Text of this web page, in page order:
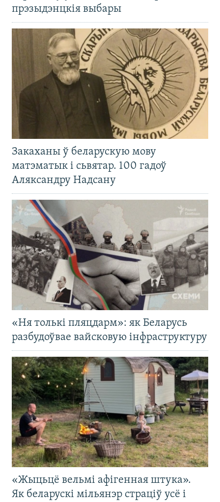
прэзыдэнцкія выбары
Закаханы ў беларускую мову
матэматык і сьвятар. 100 гадоў
Аляксандру Надсану
«Ня толькі пляцдарм»: як Беларусь
разбудоўвае вайсковую інфраструктуру
«Жыцьцё вельмі афігенная штука».
Як беларускі мільянэр страціў усё і